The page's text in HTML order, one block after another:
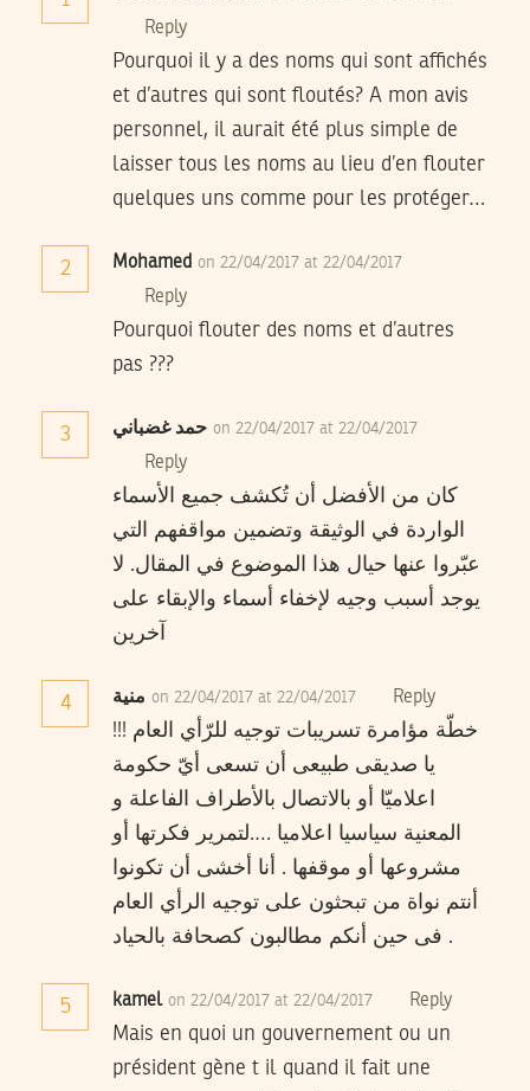
Reply
Pourquoi il y a des noms qui sont affichés
et d’autres qui sont floutés? A mon avis
personnel, il aurait été plus simple de
laisser tous les noms au lieu d’en flouter
quelques uns comme pour les protéger…
2 Mohamed on 22/04/2017 at 22/04/2017
Reply
Pourquoi flouter des noms et d’autres
pas ???
3 حمد غضباني on 22/04/2017 at 22/04/2017
Reply
كان من الأفضل أن تُكشف جميع الأسماء
الواردة في الوثيقة وتضمين مواقفهم التي
عبّروا عنها حيال هذا الموضوع في المقال. لا
يوجد أسبب وجيه لإخفاء أسماء والإبقاء على
آخرين
4 منية on 22/04/2017 at 22/04/2017 Reply
خطّة مؤامرة تسريبات توجيه للرّأي العام !!!
يا صديقى طبيعى أن تسعى أيّ حكومة
اعلاميّا أو بالاتصال بالأطراف الفاعلة و
المعنية سياسيا اعلاميا ….لتمرير فكرتها أو
مشروعها أو موقفها . أنا أخشى أن تكونوا
أنتم نواة من تبحثون على توجيه الرأي العام
فى حين أنكم مطالبون كصحافة بالحياد .
5 kamel on 22/04/2017 at 22/04/2017 Reply
Mais en quoi un gouvernement ou un
président gène t il quand il fait une